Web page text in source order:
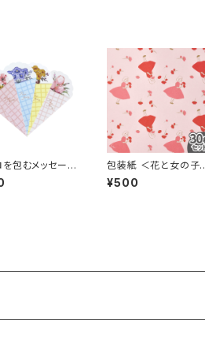
を包むメッセージ
＜花束・5枚セッ
包装紙 ＜花と女の子・
30枚セット＞
¥500